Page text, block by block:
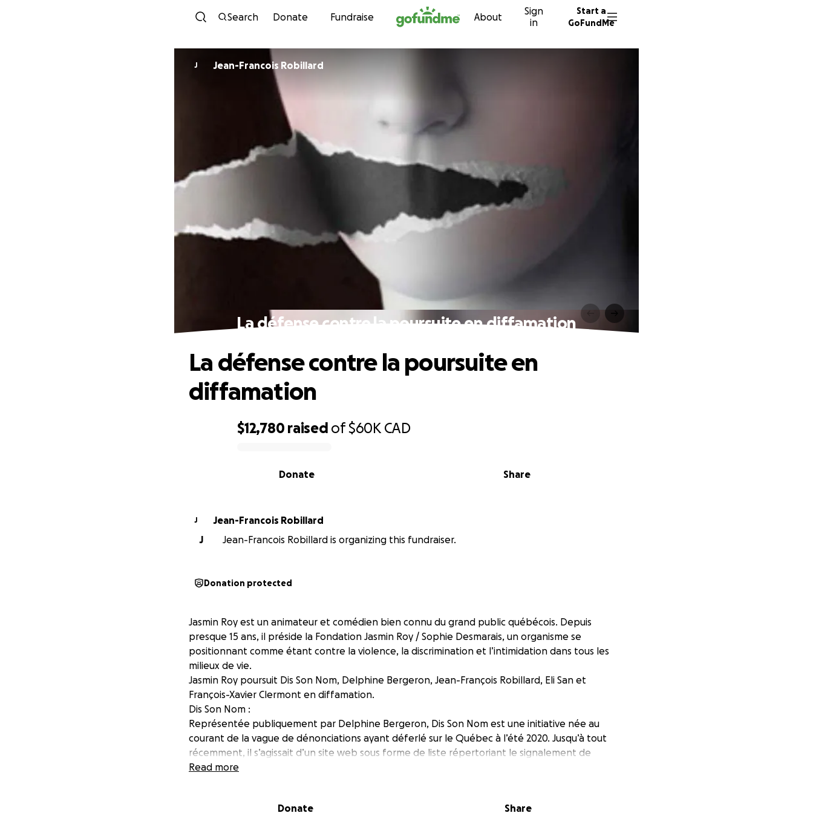
Skip to content
Search Donate Fundraise About
Sign
in
Start a
GoFundMe
J Jean-Francois Robillard
La défense contre la poursuite en diffamation
$12,780 raised of$60K CAD
Share
Donate
La défense contre la poursuite en
diffamation
J
Jean-Francois Robillard
J
Jean-Francois Robillard is organizing this fundraiser.
Donation protected
Jasmin Roy est un animateur et comédien bien connu du grand public québécois. Depuis
presque 15 ans, il préside la Fondation Jasmin Roy / Sophie Desmarais, un organisme se
positionnant comme étant contre la violence, la discrimination et l’intimidation dans tous les
milieux de vie.
Jasmin Roy poursuit Dis Son Nom, Delphine Bergeron, Jean-François Robillard, Eli San et
François-Xavier Clermont en diffamation.
Dis Son Nom :
Représentée publiquement par Delphine Bergeron, Dis Son Nom est une initiative née au
courant de la vague de dénonciations ayant déferlé sur le Québec à l’été 2020. Jusqu’à tout
récemment, il s’agissait d’un site web sous forme de liste répertoriant le signalement de
victimes de violences à caractère sexuel.
supérieure, chambre civile. Coûteuses en temps, en énergie et en argent, toutes les
Read more
Donate Share